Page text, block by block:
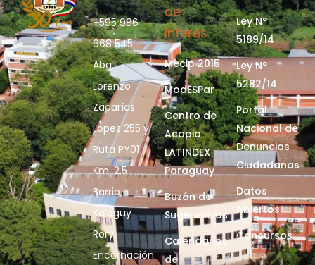
+595 986
668 545
Abg.
Lorenzo
Zacarías
López 255 y
Ruta PY01
Km. 2,5
Barrio
Ka’aguy
Rory
Encarnación
de
Interés
Mecip 2015
ModESPar
Centro de
Acopio
LATINDEX
Paraguay
Buzón de
Sugerencias
Calendarios
de
Ley N°
5189/14
Ley N°
5282/14
Portal
Nacional de
Denuncias
Ciudadanas
Datos
Abiertos
Concursos